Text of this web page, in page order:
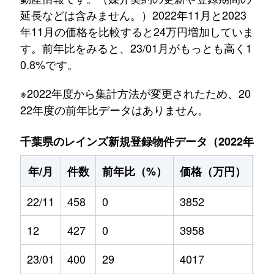
延長などは含みません。）2022年11月と2023
年11月の価格を比較すると24万円増加していま
す。前年比をみると、23/01月がもっとも高く1
0.8%です。
※2022年度から集計方法が変更されたため、20
22年度の前年比データはありません。
千葉県のレインズ新規登録物件データ（2022年11
年/月
件数 前年比（%） 価格（万円）
22/11
458 0 3852
12
427 0 3958
23/01
400 29 4017